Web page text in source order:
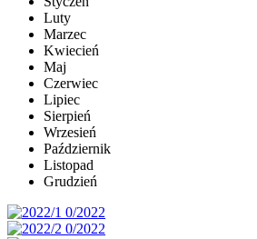
Luty
Marzec
Kwiecień
Maj
Czerwiec
Lipiec
Sierpień
Wrzesień
Październik
Listopad
Grudzień